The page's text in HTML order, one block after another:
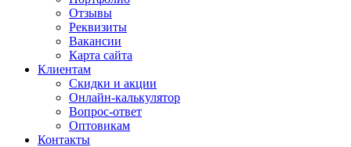
Отзывы
Реквизиты
Вакансии
Карта сайта
Клиентам
Скидки и акции
Онлайн-калькулятор
Вопрос-ответ
Оптовикам
Контакты